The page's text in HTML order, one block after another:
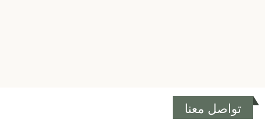
تواصل معنا